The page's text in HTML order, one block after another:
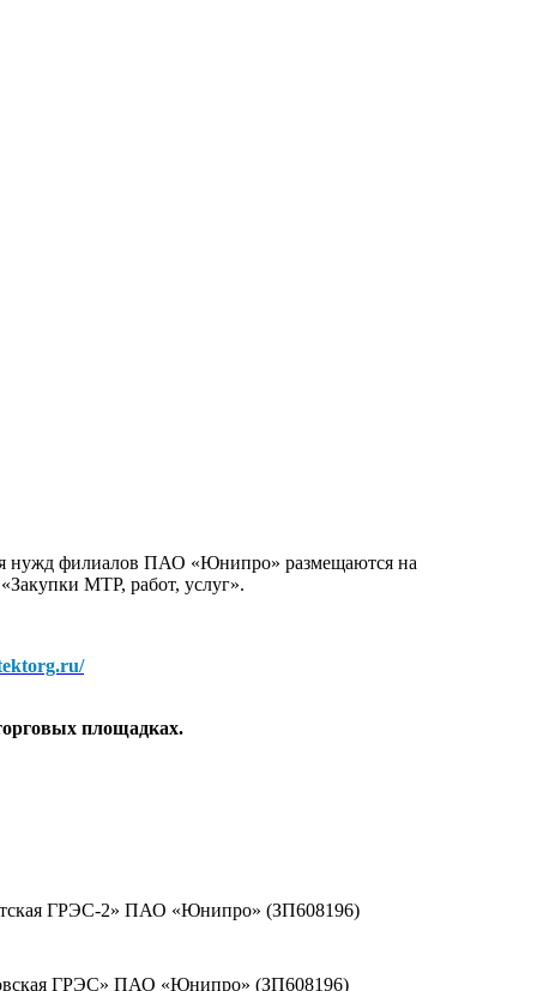
нужд филиалов ПАО «Юнипро» размещаются на
«Закупки МТР, работ, услуг».
площадках.
ГРЭС-2» ПАО «Юнипро» (ЗП608196)
ГРЭС» ПАО «Юнипро» (ЗП608196)